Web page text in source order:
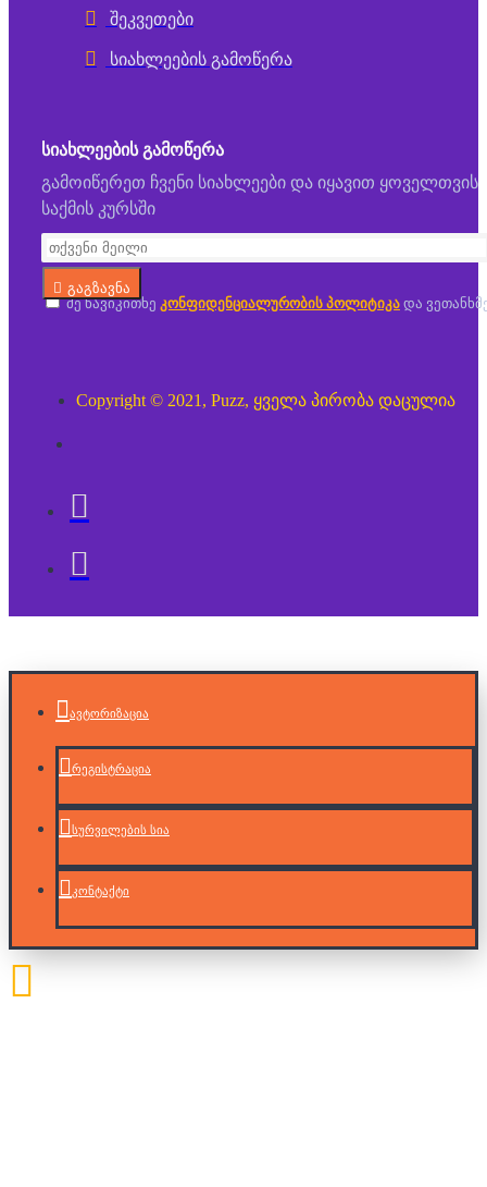
შეკვეთები
სიახლეების გამოწერა
ᲡᲘᲐᲮᲚᲔᲔᲑᲘᲡ ᲒᲐᲛᲝᲬᲔᲠᲐ
გამოიწერეთ ჩვენი სიახლეები და იყავით ყოველთვის
საქმის კურსში
გაგზავნა
მე წავიკითხე კონფიდენციალურობის პოლიტიკა და
Copyright © 2021, Puzz, ყველა პირობა დაცულია
ავტორიზაცია
რეგისტრაცია
სურვილების სია
კონტაქტი